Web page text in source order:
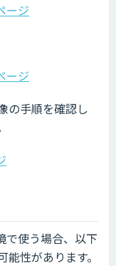
ージ
ージ
の手順を確認し
で使う場合、以下
性があります。